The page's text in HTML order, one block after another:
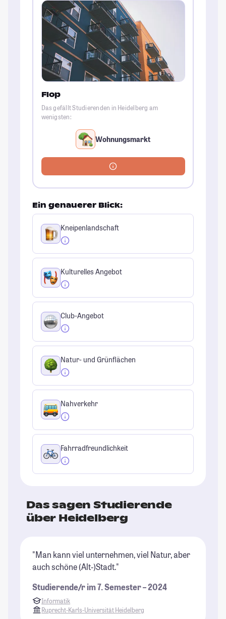
Flop
Das gefällt Studierenden in Heidelberg am
wenigsten:
Wohnungsmarkt
Ein genauerer Blick:
Kneipenlandschaft
Kulturelles Angebot
Club-Angebot
Natur- und Grünflächen
Nahverkehr
Fahrradfreundlichkeit
Das sagen Studierende
über Heidelberg
"Man kann viel unternehmen, viel Natur, aber
auch schöne (Alt-)Stadt."
Studierende/r im 7. Semester – 2024
Informatik
Ruprecht-Karls-Universität Heidelberg